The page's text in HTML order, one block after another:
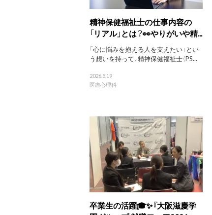
精神保健福祉士の仕事内容の
「リアル」とは？👀やりがいや精...
「心に悩みを抱える人を支えたい」とい
う想いを持って、精神保健福祉士（PS...
2026.5.19
医療心理科
卒業生の活躍🎓✨『大阪滋慶学